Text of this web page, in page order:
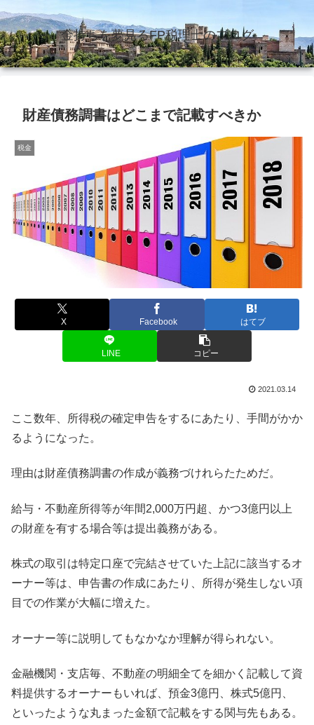
金持ちを夢見るFP税理士のブログ
財産債務調書はどこまで記載すべきか
税金
X Facebook はてブ
LINE コピー
2021.03.14
ここ数年、所得税の確定申告をするにあたり、手間がかか
るようになった。
理由は財産債務調書の作成が義務づけれらたためだ。
給与・不動産所得等が年間2,000万円超、かつ3億円以上
の財産を有する場合等は提出義務がある。
株式の取引は特定口座で完結させていた上記に該当するオ
ーナー等は、申告書の作成にあたり、所得が発生しない項
目での作業が大幅に増えた。
オーナー等に説明してもなかなか理解が得られない。
金融機関・支店毎、不動産の明細全てを細かく記載して資
料提供するオーナーもいれば、預金3億円、株式5億円、
といったような丸まった金額で記載をする関与先もある。